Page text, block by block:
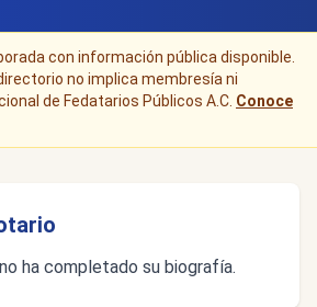
con información pública disponible.
no implica membresía ni
de Fedatarios Públicos A.C. Conoce
ha completado su biografía.